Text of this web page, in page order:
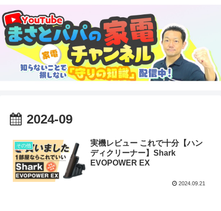
2024-09
その他
実機レビュー これで十分【ハン
ディクリーナー】Shark
EVOPOWER EX
2024.09.21